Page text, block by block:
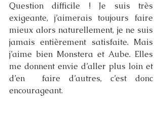
Question difficile ! Je suis très
exigeante, j’aimerais toujours faire
mieux alors naturellement, je ne suis
jamais entièrement satisfaite. Mais
j’aime bien Monstera et Aube. Elles
me donnent envie d’aller plus loin et
d’en  faire d’autres, c’est donc
encourageant.